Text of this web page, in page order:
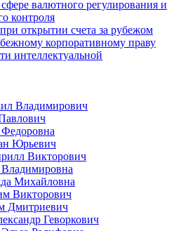
валютного регулирования и
контроля
открытии счета за рубежом
корпоративному праву
интеллектуальной
Владимирович
Юрьевич
Викторович
Михайловна
Викторович
Дмитриевич
Геворкович